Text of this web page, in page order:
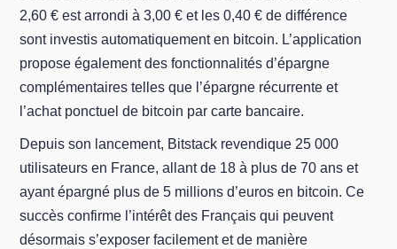
2,60 € est arrondi à 3,00 € et les 0,40 € de différence
sont investis automatiquement en bitcoin. L’application
propose également des fonctionnalités d’épargne
complémentaires telles que l’épargne récurrente et
l’achat ponctuel de bitcoin par carte bancaire.
Depuis son lancement, Bitstack revendique 25 000
utilisateurs en France, allant de 18 à plus de 70 ans et
ayant épargné plus de 5 millions d’euros en bitcoin. Ce
succès confirme l’intérêt des Français qui peuvent
désormais s’exposer facilement et de manière